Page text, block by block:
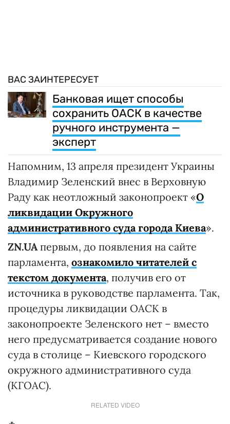
ВАС ЗАИНТЕРЕСУЕТ
Банковая ищет способы
сохранить ОАСК в качестве
ручного инструмента —
эксперт
Напомним, 13 апреля президент Украины
Владимир Зеленский внес в Верховную
Раду как неотложный законопроект «О
ликвидации Окружного
административного суда города Киева».
ZN.UAпервым, до появления на сайте
парламента, ознакомило читателей с
текстом документа, получив его от
источника в руководстве парламента. Так,
процедуры ликвидации ОАСК в
законопроекте Зеленского нет – вместо
него предусматривается создание нового
суда в столице – Киевского городского
окружного административного суда
(КГОАС).
RELATED VIDEO